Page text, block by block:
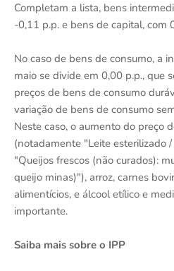
Completam a lista, bens
-0,11 p.p. e bens de capital, com
No caso de bens de consumo, a
maio se divide em 0,00 p.p., que
preços de bens de consumo
variação de bens de consumo
Neste caso, o aumento do preço
(notadamente "Leite esterilizado
"Queijos frescos (não curados):
queijo minas)"), arroz, carnes
alimentícios, e álcool etílico e
importante.
Saiba mais sobre o IPP